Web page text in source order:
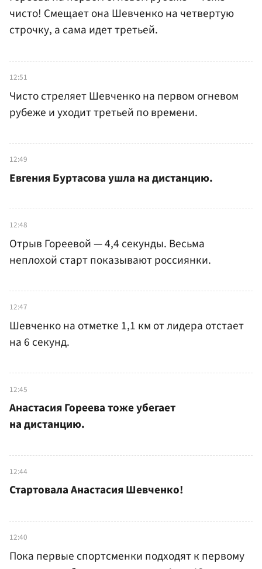
чисто! Смещает она Шевченко на четвертую
строчку, а сама идет третьей.
12:51
Чисто стреляет Шевченко на первом огневом
рубеже и уходит третьей по времени.
12:49
Евгения Буртасова ушла на дистанцию.
12:48
Отрыв Гореевой — 4,4 секунды. Весьма
неплохой старт показывают россиянки.
12:47
Шевченко на отметке 1,1 км от лидера отстает
на 6 секунд.
12:45
Анастасия Гореева тоже убегает
на дистанцию.
12:44
Стартовала Анастасия Шевченко!
12:40
Пока первые спортсменки подходят к первому